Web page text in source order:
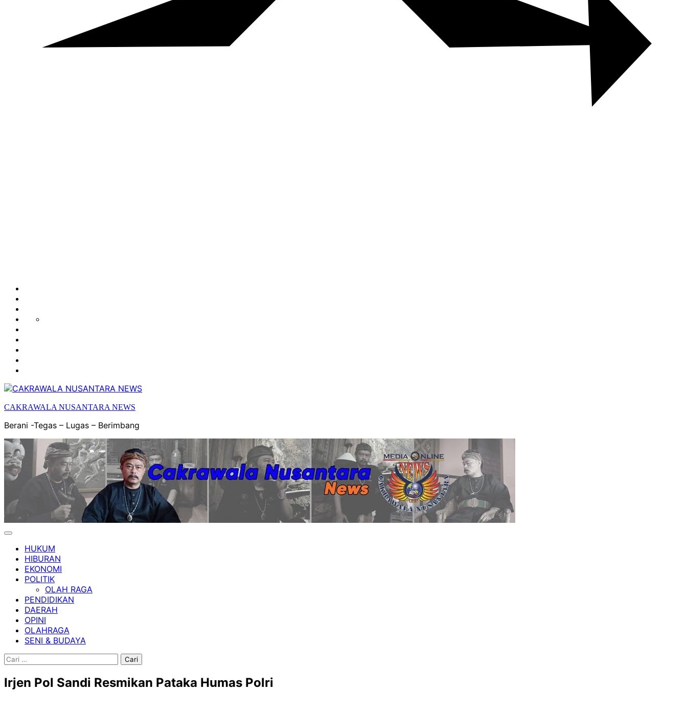
POLITIK
BUDAYA
CAKRAWALA NUSANTARA NEWS
Berani -Tegas – Lugas – Berimbang
HUKUM
HIBURAN
EKONOMI
POLITIK
OLAH RAGA
PENDIDIKAN
DAERAH
OPINI
OLAHRAGA
SENI & BUDAYA
Cari
Irjen Pol Sandi Resmikan Pataka Humas Polri